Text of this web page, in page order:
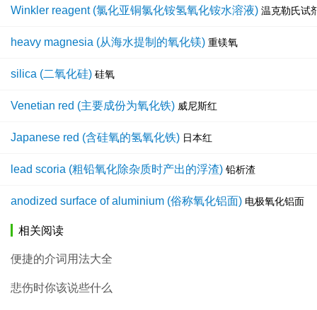
Winkler reagent (氯化亚铜氯化铵氢氧化铵水溶液) 温克勒氏试
heavy magnesia (从海水提制的氧化镁) 重镁氧
silica (二氧化硅) 硅氧
Venetian red (主要成份为氧化铁) 威尼斯红
Japanese red (含硅氧的氢氧化铁) 日本红
lead scoria (粗铅氧化除杂质时产出的浮渣) 铅析渣
anodized surface of aluminium (俗称氧化铝面) 电极氧化铝面
相关阅读
便捷的介词用法大全
悲伤时你该说些什么